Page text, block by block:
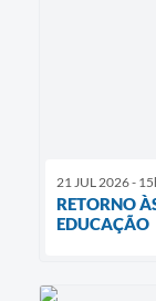
21 JUL 2026 -
RETORNO
EDUCAÇÃO